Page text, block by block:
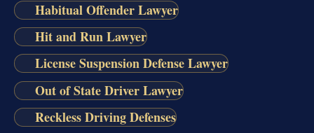
Habitual Offender Lawyer
Hit and Run Lawyer
License Suspension Defense Lawyer
Out of State Driver Lawyer
Reckless Driving Defenses